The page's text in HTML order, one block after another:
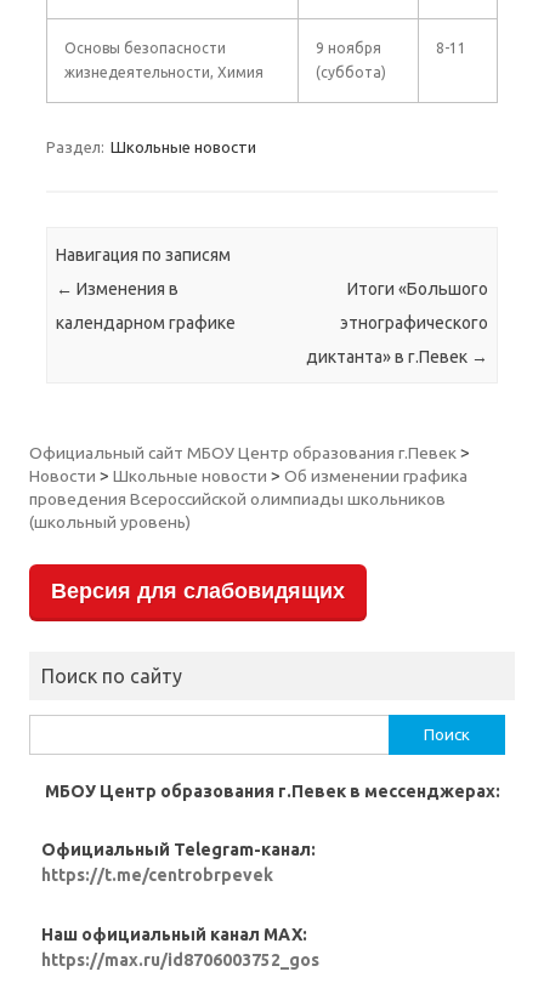
Основы безопасности
жизнедеятельности, Химия
9 ноября
(суббота)
8-11
Раздел: Школьные новости
Навигация по записям
← Изменения в
календарном графике
Итоги «Большого
этнографического
диктанта» в г.Певек →
Официальный сайт МБОУ Центр образования г.Певек>
Новости > Школьные новости > Об изменении графика
проведения Всероссийской олимпиады школьников
(школьный уровень)
Версия для слабовидящих
Поиск по сайту
МБОУ Центр образования г.Певек в мессенджерах:
Официальный Telegram-канал:
https://t.me/centrobrpevek
Наш официальный канал MAX:
https://max.ru/id8706003752_gos